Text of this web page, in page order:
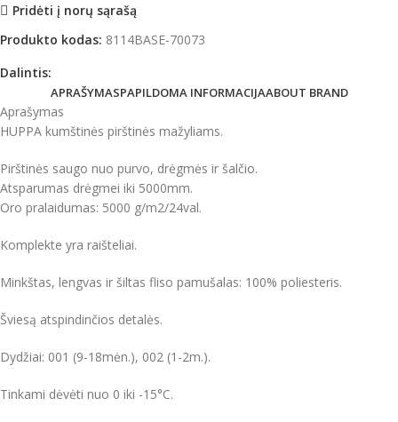
Pridėti į norų sąrašą
Produkto kodas: 8114BASE-70073
Dalintis:
APRAŠYMASPAPILDOMA INFORMACIJAABOUT BRAND
Aprašymas
HUPPA kumštinės pirštinės mažyliams.
Pirštinės saugo nuo purvo, drėgmės ir šalčio.
Atsparumas drėgmei iki 5000mm.
Oro pralaidumas: 5000 g/m2/24val.
Komplekte yra raišteliai.
Minkštas, lengvas ir šiltas fliso pamušalas: 100% poliesteris.
Šviesą atspindinčios detalės.
Dydžiai: 001 (9-18mėn.), 002 (1-2m.).
Tinkami dėvėti nuo 0 iki -15°C.